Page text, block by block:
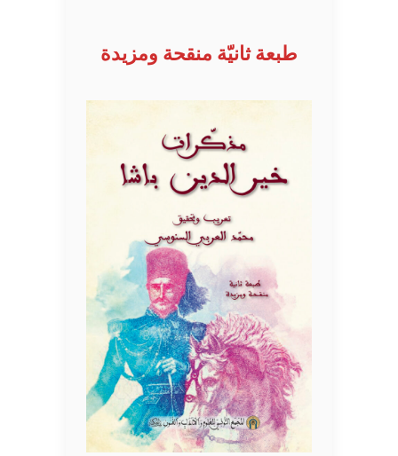
طبعة ثانيّة منقحة ومزيدة